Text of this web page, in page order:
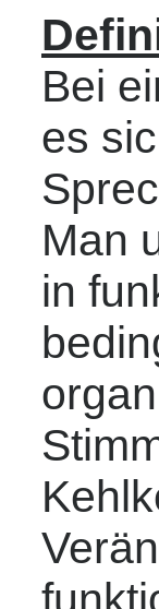
Bei
es
Man
in